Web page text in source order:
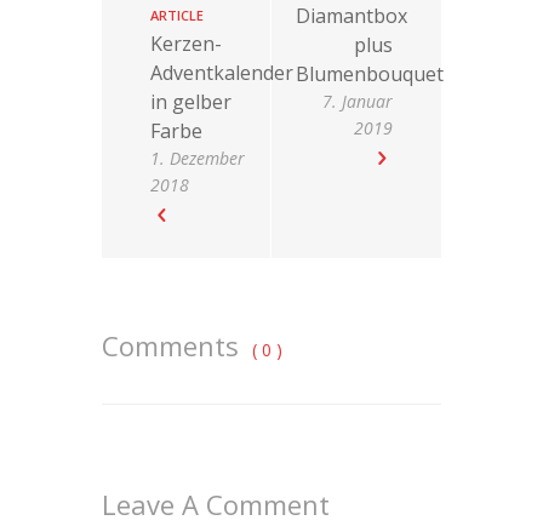
ARTICLE
Kerzen-
Adventkalender
in gelber
Farbe
1. Dezember
2018
Diamantbox
plus
Blumenbouquet
7. Januar
2019
Comments ( 0 )
Leave A Comment